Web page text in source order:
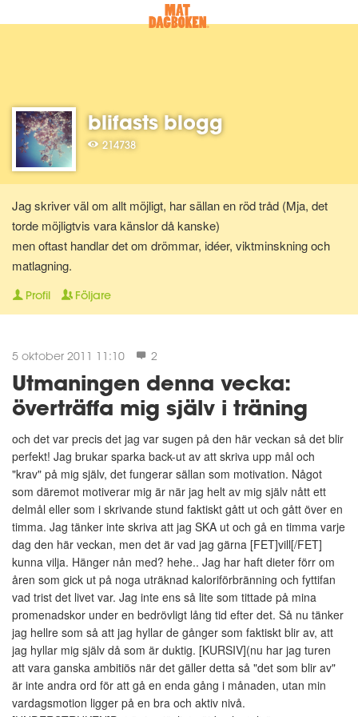
blifasts blogg
214738
Jag skriver väl om allt möjligt, har sällan en röd tråd (Mja, det
torde möjligtvis vara känslor då kanske)
men oftast handlar det om drömmar, idéer, viktminskning och
matlagning.
Profil Följare
5 oktober 2011 11:10 2
Utmaningen denna vecka:
överträffa mig själv i träning
och det var precis det jag var sugen på den här veckan så det blir
perfekt! Jag brukar sparka back-ut av att skriva upp mål och
"krav" på mig själv, det fungerar sällan som motivation. Något
som däremot motiverar mig är när jag helt av mig själv nått ett
delmål eller som i skrivande stund faktiskt gått ut och gått över en
timma. Jag tänker inte skriva att jag SKA ut och gå en timma varje
dag den här veckan, men det är vad jag gärna [FET]vill[/FET]
kunna vilja. Hänger nån med? hehe.. Jag har haft dieter förr om
åren som gick ut på noga uträknad kaloriförbränning och fyttifan
vad trist det livet var. Jag inte ens så lite som tittade på mina
promenadskor under en bedrövligt lång tid efter det. Så nu tänker
jag hellre som så att jag hyllar de gånger som faktiskt blir av, att
jag hyllar mig själv då som är duktig. [KURSIV](nu har jag turen
att vara ganska ambitiös när det gäller detta så "det som blir av"
är inte andra ord för att gå en enda gång i månaden, utan min
vardagsmotion ligger på en bra och aktiv nivå.